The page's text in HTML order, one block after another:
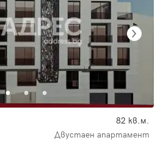
82 кв.м.
Двустаен апартамент